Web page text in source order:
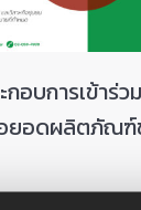
อบการเข้าร่ว
ยอดผลิตภัณฑ์